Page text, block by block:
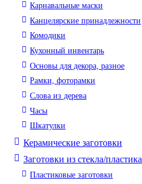
Карнавальные маски
Канцелярские принадлежности
Комодики
Кухонный инвентарь
Основы для декора, разное
Рамки, фоторамки
Слова из дерева
Часы
Шкатулки
Керамические заготовки
Заготовки из стекла/пластика
Пластиковые заготовки